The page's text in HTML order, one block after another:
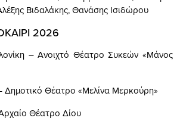
Βιδαλάκης, Θανάσης Ισιδώρου
2026
– Ανοιχτό Θέατρο Συκεών «Μάνος
Δημοτικό Θέατρο «Μελίνα Μερκούρη»
Θέατρο Δίου